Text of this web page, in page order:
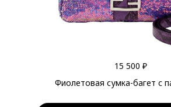
15 500 ₽
Фиолетовая сумка-багет с